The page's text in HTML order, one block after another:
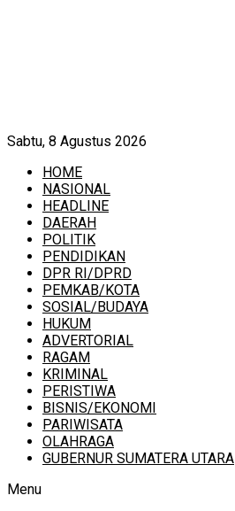
Sabtu, 8 Agustus 2026
HOME
NASIONAL
HEADLINE
DAERAH
POLITIK
PENDIDIKAN
DPR RI/DPRD
PEMKAB/KOTA
SOSIAL/BUDAYA
HUKUM
ADVERTORIAL
RAGAM
KRIMINAL
PERISTIWA
BISNIS/EKONOMI
PARIWISATA
OLAHRAGA
GUBERNUR SUMATERA UTARA
Menu